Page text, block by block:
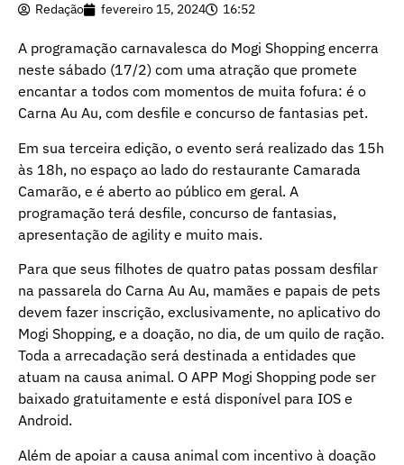
Redação fevereiro 15, 2024 16:52
A programação carnavalesca do Mogi Shopping encerra
neste sábado (17/2) com uma atração que promete
encantar a todos com momentos de muita fofura: é o
Carna Au Au, com desfile e concurso de fantasias pet.
Em sua terceira edição, o evento será realizado das 15h
às 18h, no espaço ao lado do restaurante Camarada
Camarão, e é aberto ao público em geral. A
programação terá desfile, concurso de fantasias,
apresentação de agility e muito mais.
Para que seus filhotes de quatro patas possam desfilar
na passarela do Carna Au Au, mamães e papais de pets
devem fazer inscrição, exclusivamente, no aplicativo do
Mogi Shopping, e a doação, no dia, de um quilo de ração.
Toda a arrecadação será destinada a entidades que
atuam na causa animal. O APP Mogi Shopping pode ser
baixado gratuitamente e está disponível para IOS e
Android.
Além de apoiar a causa animal com incentivo à doação